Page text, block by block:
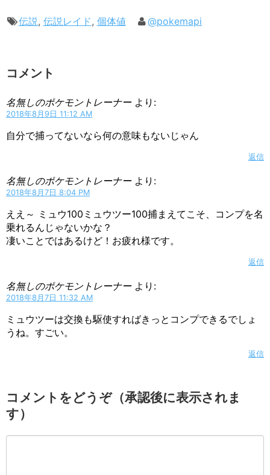
伝説, 伝説レイド, 個体値 @pokemapi
コメント
名無しのポケモントレーナー より:
2018年8月9日 11:12 AM
自分で捕ってないなら何の意味もないじゃん
返信
名無しのポケモントレーナー より:
2018年8月7日 8:04 PM
ええ～ ミュウ100ミュウツー100捕まえてこそ、コンプを名
乗れるんじゃないかな？
凄いことではあるけど！お疲れ様です。
返信
名無しのポケモントレーナー より:
2018年8月7日 11:32 AM
ミュウツーは交換も駆使すればきっとコンプできるでしょ
うね。すごい。
返信
コメントをどうぞ（承認後に表示されま
す）